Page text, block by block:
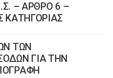
– ΑΡΘΡΟ 6 –
ΚΑΤΗΓΟΡΙΑΣ
ΤΩΝ
ΓΙΑ ΤΗΝ